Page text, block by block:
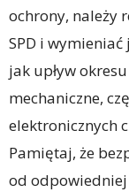
ochrony, należy
SPD i
jak upływ
mechaniczne,
elektronicznych
Pamiętaj, że
od